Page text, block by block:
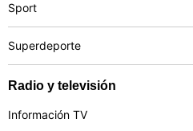
Sport
Superdeporte
Radio y televisión
Información TV